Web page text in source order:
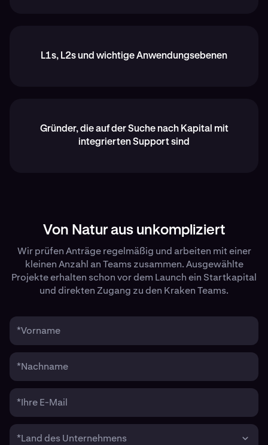
L1s, L2s und wichtige Anwendungsebenen
Gründer, die auf der Suche nach Kapital mit
integrierten Support sind
Von Natur aus unkompliziert
Wir prüfen Anträge regelmäßig und arbeiten mit einer
kleinen Anzahl an Teams zusammen. Ausgewählte
Projekte erhalten schon vor dem Launch ein Startkapital
und direkten Zugang zu den Kraken Teams.
*Vorname
*Nachname
*Ihre E-Mail
*Land des Unternehmens